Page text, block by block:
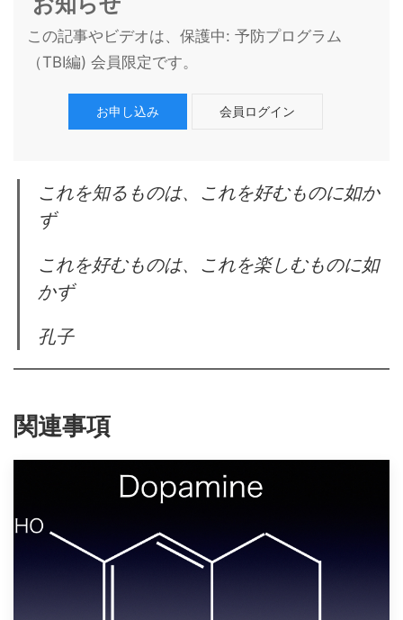
この記事やビデオは、保護中: 予防プログラム
（TBI編) 会員限定です。
お申し込み 会員ログイン
これを知るものは、これを好むものに如か
ず
これを好むものは、これを楽しむものに如
かず
孔子
関連事項